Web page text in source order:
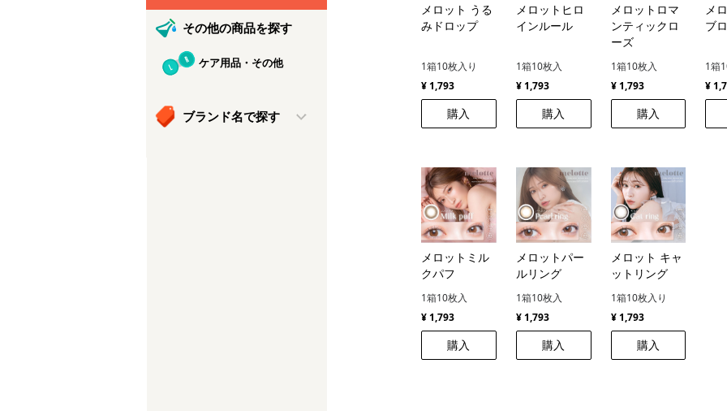
その他の商品を探す
ケア用品・その他
ブランド名で探す
メロット うる
みドロップ
1箱10枚入り
¥ 1,793
購入
メロットヒロ
インルール
1箱10枚入
¥ 1,793
購入
メロットロマ
ンティックロ
ーズ
1箱10枚入
¥ 1,793
購入
メ
ブ
1箱
¥
メロットミル
クパフ
1箱10枚入
¥ 1,793
購入
メロットパー
ルリング
1箱10枚入
¥ 1,793
購入
メロット キャ
ットリング
1箱10枚入り
¥ 1,793
購入